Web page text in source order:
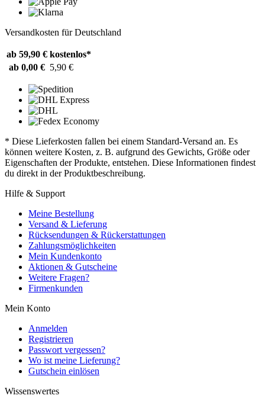
Versandkosten für Deutschland
ab 59,90 € kostenlos*
ab 0,00 € 5,90 €
* Diese Lieferkosten fallen bei einem Standard-Versand an. Es
können weitere Kosten, z. B. aufgrund des Gewichts, Größe oder
Eigenschaften der Produkte, entstehen. Diese Informationen findest
du direkt in der Produktbeschreibung.
Hilfe & Support
Meine Bestellung
Versand & Lieferung
Rücksendungen & Rückerstattungen
Zahlungsmöglichkeiten
Mein Kundenkonto
Aktionen & Gutscheine
Weitere Fragen?
Firmenkunden
Mein Konto
Anmelden
Registrieren
Passwort vergessen?
Wo ist meine Lieferung?
Gutschein einlösen
Wissenswertes